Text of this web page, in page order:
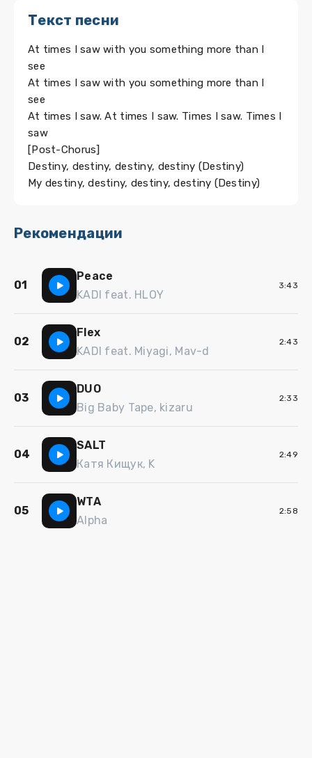
Текст песни
At times I saw with you something more than I
see
At times I saw with you something more than I
see
At times I saw. At times I saw. Times I saw. Times I
saw
[Post-Chorus]
Destiny, destiny, destiny, destiny (Destiny)
My destiny, destiny, destiny, destiny (Destiny)
Рекомендации
01
Peace
KADI feat. HLOY
3:43
02
Flex
KADI feat. Miyagi, Mav-d
2:43
03
DUO
Big Baby Tape, kizaru
2:33
04
SALT
Катя Кищук, K
2:49
05
WTA
Alpha
2:58